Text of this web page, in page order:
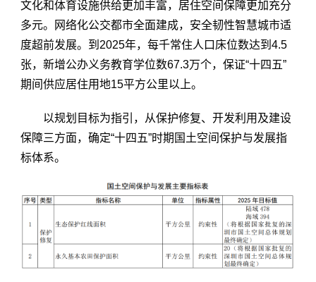
文化和体育设施供给更加丰富，居住空间保障更加充分
多元。网络化公交都市全面建成，安全韧性智慧城市适
度超前发展。到2025年，每千常住人口床位数达到4.5
张，新增公办义务教育学位数67.3万个，保证“十四五”
期间供应居住用地15平方公里以上。
以规划目标为指引，从保护修复、开发利用及建设
保障三方面，确定“十四五”时期国土空间保护与发展指
标体系。